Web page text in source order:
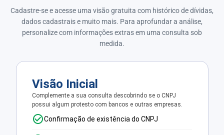
Cadastre-se e acesse uma visão gratuita com histórico de dívidas,
dados cadastrais e muito mais. Para aprofundar a análise,
personalize com informações extras em uma consulta sob
medida.
Visão Inicial
Complemente a sua consulta descobrindo se o CNPJ
possui algum protesto com bancos e outras empresas.
Confirmação de existência do CNPJ